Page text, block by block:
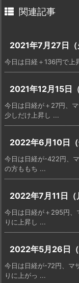
関連記事
2021年7月27日
今日は日経＋136円で上
2021年12月15日
今日は日経が＋27円、
少しだけ上昇し ...
2022年6月10日
今日は日経が-422円、
の方ももち ...
2022年7月11日（
今日は日経が＋295円
りに上昇し ...
2022年5月26日
今日は日経が-72円、マ
りに上がっ ...